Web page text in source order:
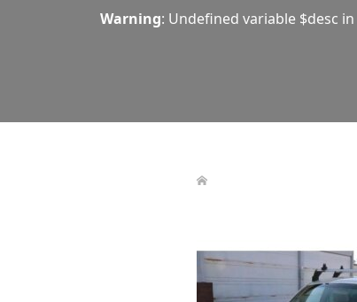
Warning: Undefined variable $desc in